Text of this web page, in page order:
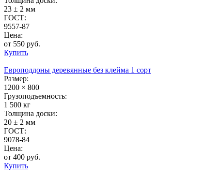
23 ± 2 мм
ГОСТ:
9557-87
Цена:
от 550 руб.
Купить
Европоддоны деревянные без клейма 1 сорт
Размер:
1200 × 800
Грузоподъемность:
1 500 кг
Толщина доски:
20 ± 2 мм
ГОСТ:
9078-84
Цена:
от 400 руб.
Купить